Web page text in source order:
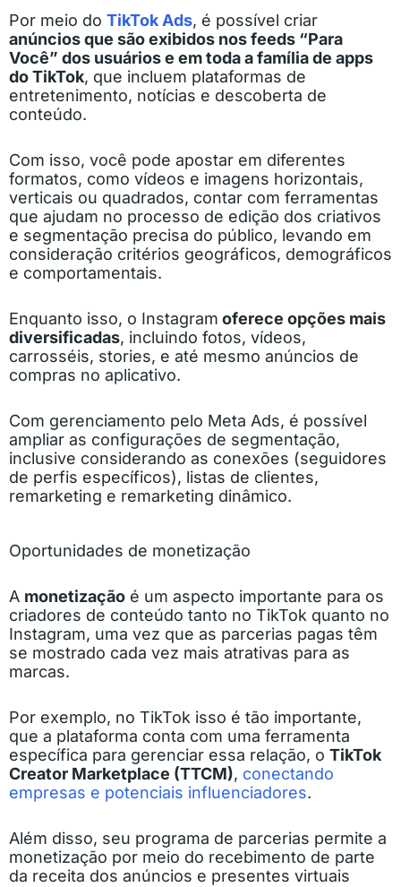
Por meio do TikTok Ads, é possível criar
anúncios que são exibidos nos feeds “Para
Você” dos usuários e em toda a família de apps
do TikTok, que incluem plataformas de
entretenimento, notícias e descoberta de
conteúdo.
Com isso, você pode apostar em diferentes
formatos, como vídeos e imagens horizontais,
verticais ou quadrados, contar com ferramentas
que ajudam no processo de edição dos criativos
e segmentação precisa do público, levando em
consideração critérios geográficos, demográficos
e comportamentais.
Enquanto isso, o Instagram oferece opções mais
diversificadas, incluindo fotos, vídeos,
carrosséis, stories, e até mesmo anúncios de
compras no aplicativo.
Com gerenciamento pelo Meta Ads, é possível
ampliar as configurações de segmentação,
inclusive considerando as conexões (seguidores
de perfis específicos), listas de clientes,
remarketing e remarketing dinâmico.
Oportunidades de monetização
A monetização é um aspecto importante para os
criadores de conteúdo tanto no TikTok quanto no
Instagram, uma vez que as parcerias pagas têm
se mostrado cada vez mais atrativas para as
marcas.
Por exemplo, no TikTok isso é tão importante,
que a plataforma conta com uma ferramenta
específica para gerenciar essa relação, o TikTok
Creator Marketplace (TTCM), conectando
empresas e potenciais influenciadores.
Além disso, seu programa de parcerias permite a
monetização por meio do recebimento de parte
da receita dos anúncios e presentes virtuais